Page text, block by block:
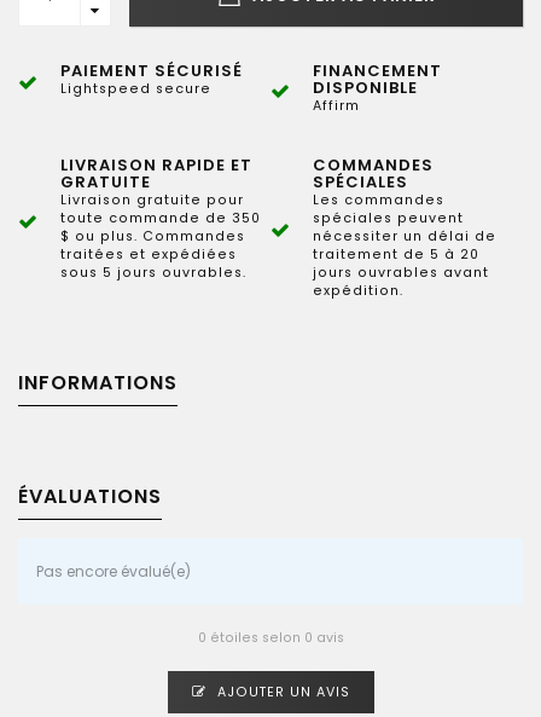
PAIEMENT SÉCURISÉ
Lightspeed secure
FINANCEMENT
DISPONIBLE
Affirm
LIVRAISON RAPIDE ET
GRATUITE
Livraison gratuite pour
toute commande de 350
$ ou plus. Commandes
traitées et expédiées
sous 5 jours ouvrables.
COMMANDES
SPÉCIALES
Les commandes
spéciales peuvent
nécessiter un délai de
traitement de 5 à 20
jours ouvrables avant
expédition.
INFORMATIONS
ÉVALUATIONS
Pas encore évalué(e)
0 étoiles selon 0 avis
AJOUTER UN AVIS